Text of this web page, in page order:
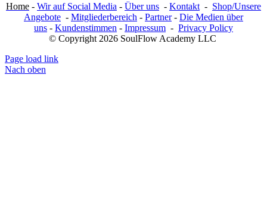
Home - Wir auf Social Media - Über uns - Kontakt - Shop/Unsere
Angebote - Mitgliederbereich - Partner- Die Medien über
uns - Kundenstimmen - Impressum - Privacy Policy
© Copyright 2026 SoulFlow Academy LLC
Page load link
Nach oben